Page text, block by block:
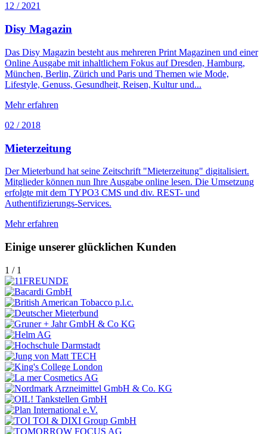
12 / 2021
Disy Magazin
Das Disy Magazin besteht aus mehreren Print Magazinen und einer
Online Ausgabe mit inhaltlichem Fokus auf Dresden, Hamburg,
München, Berlin, Zürich und Paris und Themen wie Mode,
Lifestyle, Genuss, Gesundheit, Reisen, Kultur und...
Mehr erfahren
02 / 2018
Mieterzeitung
Der Mieterbund hat seine Zeitschrift "Mieterzeitung" digitalisiert.
Mitglieder können nun Ihre Ausgabe online lesen. Die Umsetzung
erfolgte mit dem TYPO3 CMS und div. REST- und
Authentifizierungs-Services.
Mehr erfahren
Einige unserer glücklichen Kunden
1 / 1